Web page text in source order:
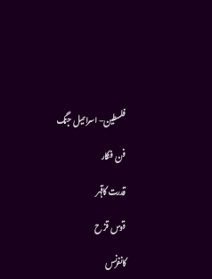
فلسطین- اسرائیل جنگ
فن فنکار
قدرت کاقہر
قوس قزح
کانفرنس